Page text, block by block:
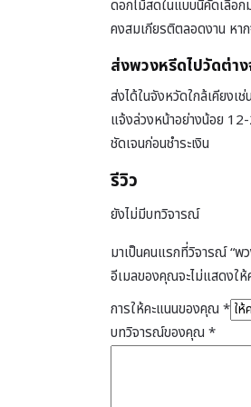
ดอกไม้สดในแบบนี้คัดเลือ
คงสมเกียรติตลอดงาน หา
ส่งพวงหรีดไปวัดต่า
ส่งได้ในจังหวัดใกล้เคียงเ
แจ้งล่วงหน้าอย่างน้อย
ชัดเจนก่อนชำระเงิน
รีวิว
ยังไม่มีบทวิจารณ์
มาเป็นคนแรกที่วิจารณ์ “
อีเมลของคุณจะไม่แสดงให้
การให้คะแนนของคุณ *
บทวิจารณ์ของคุณ *